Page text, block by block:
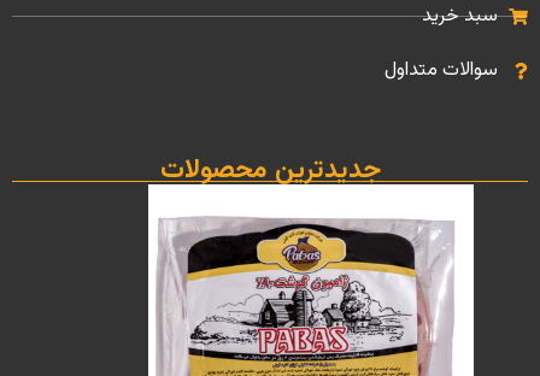
سبد خرید
سوالات متداول
جدیدترین محصولات